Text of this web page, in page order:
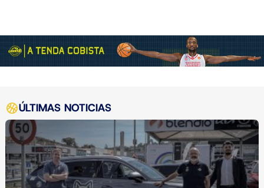
ÚLTIMAS NOTICIAS